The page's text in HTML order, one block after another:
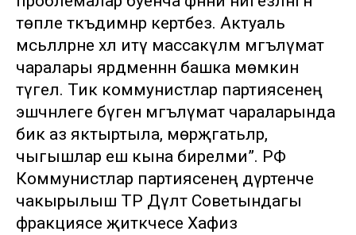
төпле тәкъдимнәр кертәбез. Актуаль
мәсьәләләрне хәл итү массакүләм мәгълүмат
чаралары ярдәменнән башка мөмкин
түгел. Тик коммунистлар партиясенең
эшчәнлеге бүген мәгълүмат чараларында
бик аз яктыртыла, мөрәҗәгатьләр,
чыгышлар еш кына бирелми”. РФ
Коммунистлар партиясенең дүртенче
чакырылыш ТР Дәүләт Советындагы
фракциясе җитәкчесе Хафиз